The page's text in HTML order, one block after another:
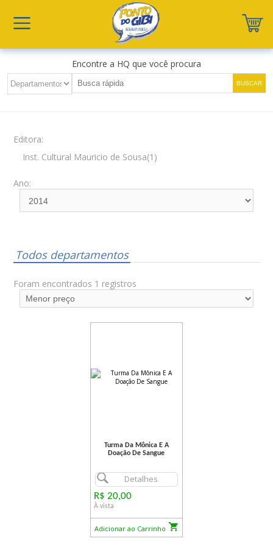
Encontre a HQ que você procura
Editora:
Inst. Cultural Mauricio de Sousa(1)
Ano:
Todos departamentos
Foram encontrados 1 registros
Turma Da Mônica E A
Doação De Sangue
Detalhes
R$ 20,00
À vista
Adicionar ao Carrinho